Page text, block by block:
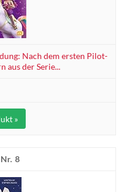
Nach dem ersten Pilot-
aus der Serie...
»
8